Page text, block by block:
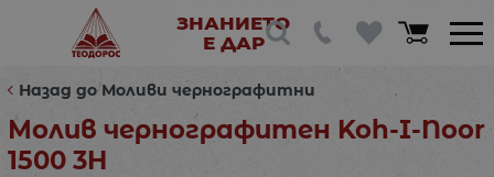
ЗНАНИЕТО
Е ДАР
Назад до Моливи чернографитни
Молив чернографитен Koh-I-Noor
1500 3H